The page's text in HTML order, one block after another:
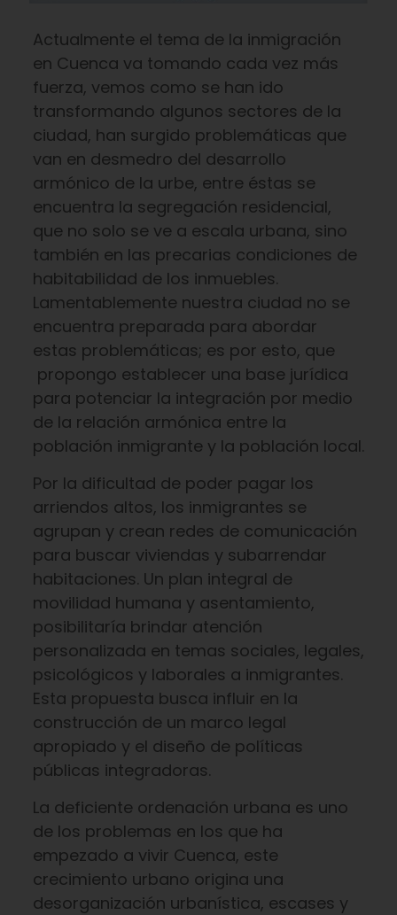
Actualmente el tema de la inmigración
en Cuenca va tomando cada vez más
fuerza, vemos como se han ido
transformando algunos sectores de la
ciudad, han surgido problemáticas que
van en desmedro del desarrollo
armónico de la urbe, entre éstas se
encuentra la segregación residencial,
que no solo se ve a escala urbana, sino
también en las precarias condiciones de
habitabilidad de los inmuebles.
Lamentablemente nuestra ciudad no se
encuentra preparada para abordar
estas problemáticas; es por esto, que
propongo establecer una base jurídica
para potenciar la integración por medio
de la relación armónica entre la
población inmigrante y la población local.
Por la dificultad de poder pagar los
arriendos altos, los inmigrantes se
agrupan y crean redes de comunicación
para buscar viviendas y subarrendar
habitaciones. Un plan integral de
movilidad humana y asentamiento,
posibilitaría brindar atención
personalizada en temas sociales, legales,
psicológicos y laborales a inmigrantes.
Esta propuesta busca influir en la
construcción de un marco legal
apropiado y el diseño de políticas
públicas integradoras.
La deficiente ordenación urbana es uno
de los problemas en los que ha
empezado a vivir Cuenca, este
crecimiento urbano origina una
desorganización urbanística, escases y